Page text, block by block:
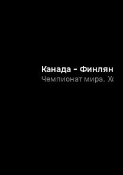
Канада -
Чемпионат мира.
31 мая, 19:10